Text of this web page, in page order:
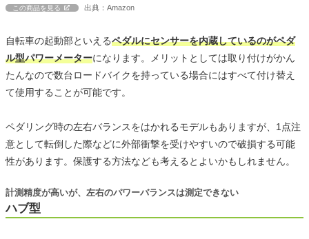
この商品を見る 出典：Amazon
自転車の起動部といえるペダルにセンサーを内蔵しているのがペダ
ル型パワーメーターになります。メリットとしては取り付けがかん
たんなので数台ロードバイクを持っている場合にはすべて付け替え
て使用することが可能です。
ペダリング時の左右バランスをはかれるモデルもありますが、1点注
意として転倒した際などに外部衝撃を受けやすいので破損する可能
性があります。保護する方法なども考えるとよいかもしれません。
ハブ型
計測精度が高いが、左右のパワーバランスは測定できない